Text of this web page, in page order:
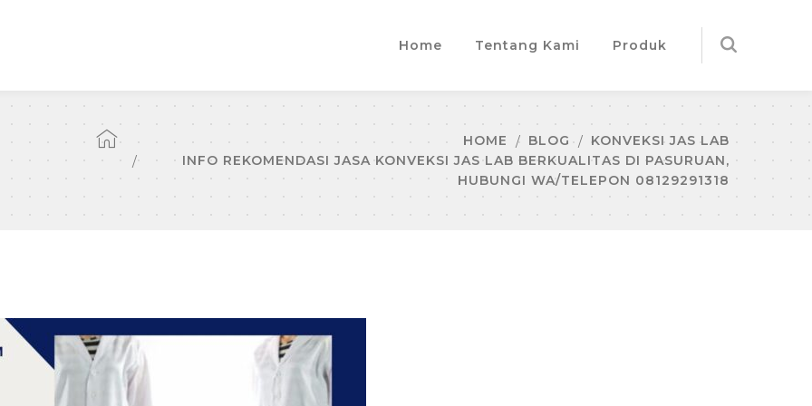
Home Tentang Kami Produk
HOME BLOG
KONVEKSI JAS LAB
INFO REKOMENDASI JASA KONVEKSI JAS LAB BERKUALITAS DI PASURUAN,
HUBUNGI WA/TELEPON 08129291318